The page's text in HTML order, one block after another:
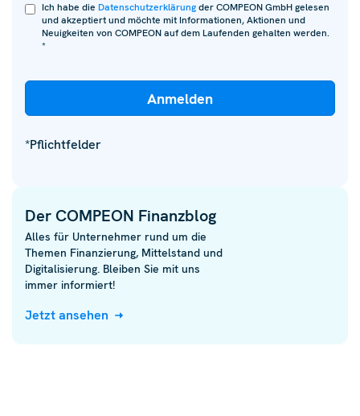
Ich habe die Datenschutzerklärungder COMPEON GmbH gelesen
und akzeptiert und möchte mit Informationen, Aktionen und
Neuigkeiten von COMPEON auf dem Laufenden gehalten werden.
*
*Pflichtfelder
Der COMPEON Finanzblog
Alles für Unternehmer rund um die
Themen Finanzierung, Mittelstand und
Digitalisierung. Bleiben Sie mit uns
immer informiert!
Jetzt ansehen